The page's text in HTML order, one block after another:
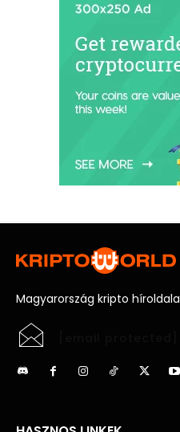
Magyarország kripto híroldala